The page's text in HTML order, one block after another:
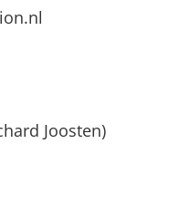
Joosten)